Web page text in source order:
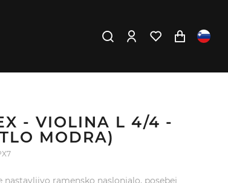
- VIOLINA L 4/4 -
MODRA)
nastavljivo ramensko naslonjalo, posebej